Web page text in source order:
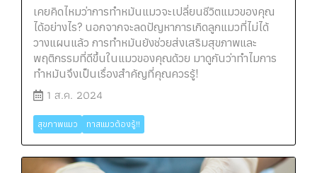
เคยคิดไหมว่าการทำหมันแมวจะเปลี่ยนชีวิตแมวของคุณ
ได้อย่างไร? นอกจากจะลดปัญหาการเกิดลูกแมวที่ไม่ได้
วางแผนแล้ว การทำหมันยังช่วยส่งเสริมสุขภาพและ
พฤติกรรมที่ดีขึ้นในแมวของคุณด้วย มาดูกันว่าทำไมการ
ทำหมันจึงเป็นเรื่องสำคัญที่คุณควรรู้!
1 ส.ค. 2024
สุขภาพแมว ทาสแมวต้องรู้!!